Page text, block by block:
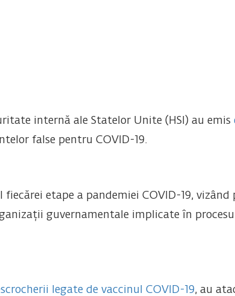
internă ale Statelor Unite (HSI) au emis
false pentru COVID-19.
etape a pandemiei COVID-19, vizând
guvernamentale implicate în
legate de vaccinul COVID-19, au